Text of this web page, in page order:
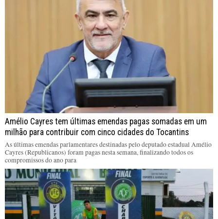
Amélio Cayres tem últimas emendas pagas somadas em um
milhão para contribuir com cinco cidades do Tocantins
As últimas emendas parlamentares destinadas pelo deputado estadual Amélio
Cayres (Republicanos) foram pagas nesta semana, finalizando todos os
compromissos do ano para